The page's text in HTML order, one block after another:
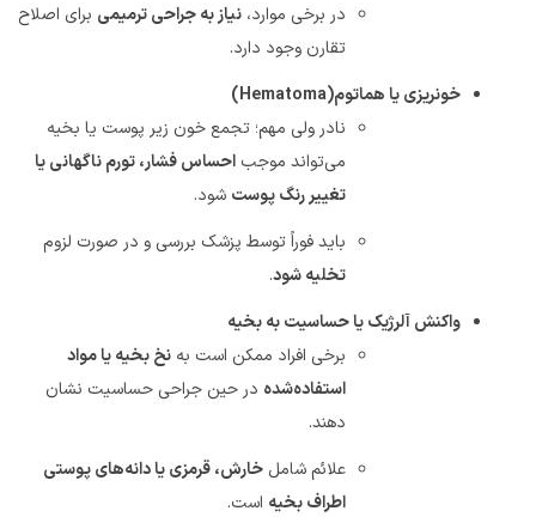
در برخی موارد، نیاز به جراحی ترمیمی برای اصلاح
تقارن وجود دارد.
خونریزی یا هماتوم(Hematoma)
نادر ولی مهم؛ تجمع خون زیر پوست یا بخیه
می‌تواند موجب احساس فشار، تورم ناگهانی یا
تغییر رنگ پوست شود.
باید فوراً توسط پزشک بررسی و در صورت لزوم
تخلیه شود.
واکنش آلرژیک یا حساسیت به بخیه
برخی افراد ممکن است به نخ بخیه یا مواد
استفاده‌شده در حین جراحی حساسیت نشان
دهند.
علائم شامل خارش، قرمزی یا دانه‌های پوستی
اطراف بخیه است.